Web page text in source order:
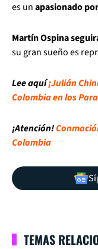
es unapasionado
Martín Ospina
su gran sueño es
Lee aquí¡Julián
Colombia en los
¡Atención!
Colombia
TEMAS